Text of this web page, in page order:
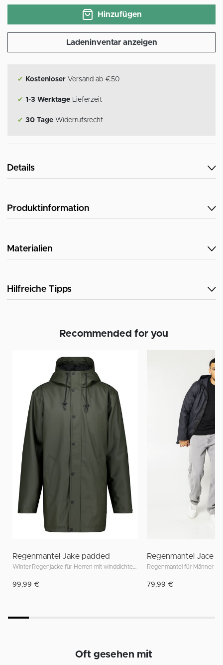
Hinzufügen
Ladeninventar anzeigen
✔ Kostenloser Versand ab €50
✔ 1-3 Werktage Lieferzeit
✔ 30 Tage Widerrufsrecht
Details
Produktinformation
Materialien
Hilfreiche Tipps
Recommended for you
Regenmantel Jake padded
99,99 €
Regenmantel Jace
Regenmantel für Männer
79,99 €
Oft gesehen mit